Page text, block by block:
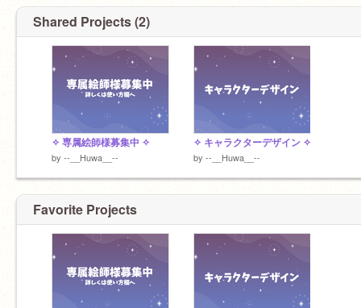
Shared Projects (2)
✧ 専属絵師様募集中 ✧
by --__Huwa__--
✧ キャラクターデザイン ✧
by --__Huwa__--
Favorite Projects